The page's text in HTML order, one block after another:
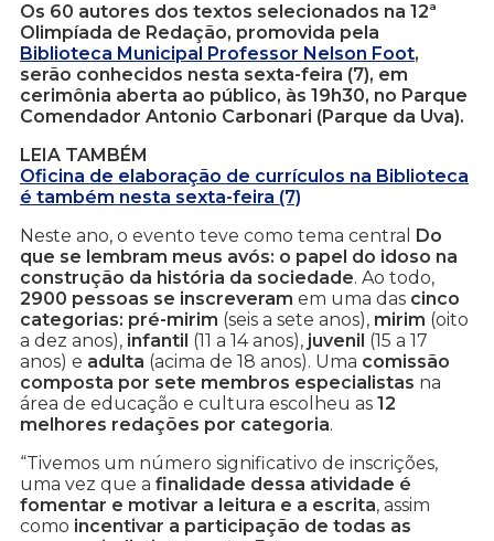
Os 60 autores dos textos selecionados na 12ª
Olimpíada de Redação, promovida pela
Biblioteca Municipal Professor Nelson Foot,
serão conhecidos nesta sexta-feira (7), em
cerimônia aberta ao público, às 19h30, no Parque
Comendador Antonio Carbonari (Parque da Uva).
LEIA TAMBÉM
Oficina de elaboração de currículos na Biblioteca
é também nesta sexta-feira (7)
Neste ano, o evento teve como tema central Do
que se lembram meus avós: o papel do idoso na
construção da história da sociedade. Ao todo,
2900 pessoas se inscreveram em uma das cinco
categorias: pré-mirim (seis a sete anos), mirim (oito
a dez anos), infantil (11 a 14 anos), juvenil (15 a 17
anos) e adulta (acima de 18 anos). Uma comissão
composta por sete membros especialistas na
área de educação e cultura escolheu as 12
melhores redações por categoria.
“Tivemos um número significativo de inscrições,
uma vez que a finalidade dessa atividade é
fomentar e motivar a leitura e a escrita, assim
como incentivar a participação de todas as